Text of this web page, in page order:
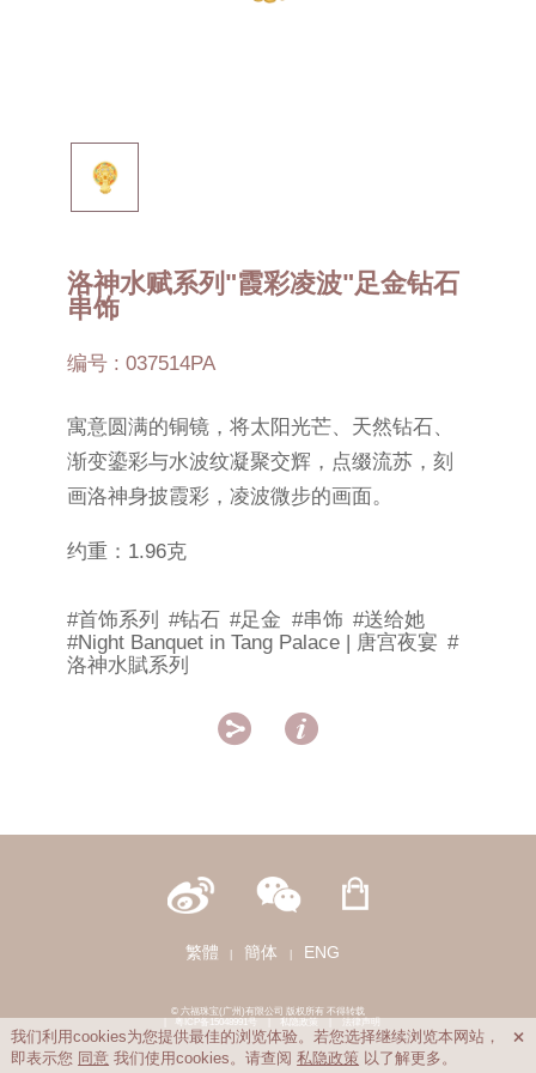
洛神水赋系列"霞彩凌波"足金钻石
串饰
编号 : 037514PA
寓意圆满的铜镜，将太阳光芒、天然钻石、
渐变鎏彩与水波纹凝聚交辉，点缀流苏，刻
画洛神身披霞彩，凌波微步的画面。
约重：1.96克
#首饰系列 #钻石 #足金 #串饰 #送给她
#Night Banquet in Tang Palace | 唐宫夜宴 #
洛神水賦系列
 
繁體 簡体 ENG
© 六福珠宝(广州)有限公司 版权所有 不得转载
|
粤ICP备15048991号 | 私隐政策 | 法律声明
我们利用cookies为您提供最佳的浏览体验。若您选择继续浏览本网站，
即表示您 同意 我们使用cookies。请查阅私隐政策 以了解更多。
